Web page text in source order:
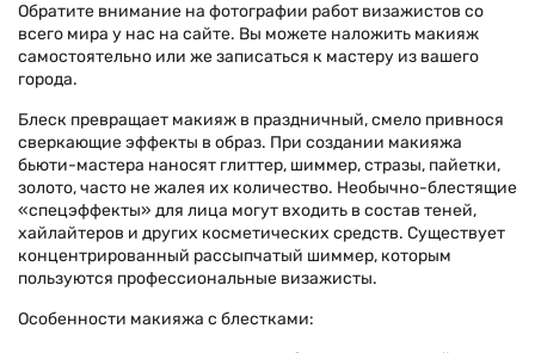
Обратите внимание на фотографии работ визажистов со
всего мира у нас на сайте. Вы можете наложить макияж
самостоятельно или же записаться к мастеру из вашего
города.
Блеск превращает макияж в праздничный, смело привнося
сверкающие эффекты в образ. При создании макияжа
бьюти-мастера наносят глиттер, шиммер, стразы, пайетки,
золото, часто не жалея их количество. Необычно-блестящие
«спецэффекты» для лица могут входить в состав теней,
хайлайтеров и других косметических средств. Существует
концентрированный рассыпчатый шиммер, которым
пользуются профессиональные визажисты.
Особенности макияжа с блестками: